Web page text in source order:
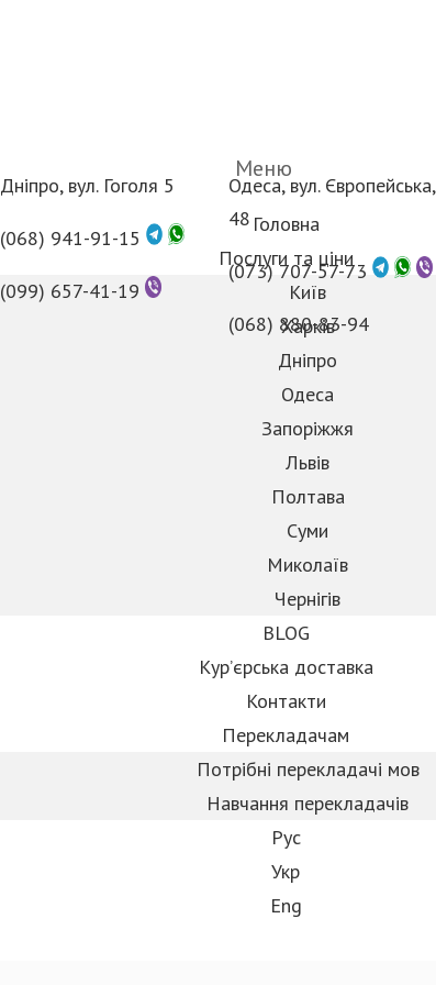
Дніпро, вул. Гоголя 5
(068) 941-91-15
(099) 657-41-19
Одеса, вул. Європейська,
48
(073) 707-57-73
(068) 880-83-94
Меню
Головна
Послуги та ціни
Київ
Харків
Дніпро
Одеса
Запоріжжя
Львів
Полтава
Суми
Миколаїв
Чернігів
BLOG
Кур’єрська доставка
Контакти
Перекладачам
Потрібні перекладачі мов
Навчання перекладачiв
Рус
Укр
Eng